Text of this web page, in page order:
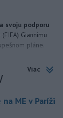
svoju podporu
Giannimu
pláne.
Viac
ME v Paríži